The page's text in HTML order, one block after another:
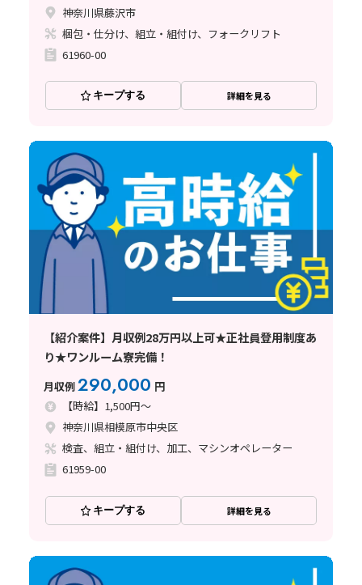
神奈川県藤沢市
梱包・仕分け、組立・組付け、フォークリフト
61960-00
キープする 詳細を見る
【紹介案件】月収例28万円以上可★正社員登用制度あ
り★ワンルーム寮完備！
月収例290,000 円
【時給】1,500円～
神奈川県相模原市中央区
検査、組立・組付け、加工、マシンオペレーター
61959-00
キープする 詳細を見る